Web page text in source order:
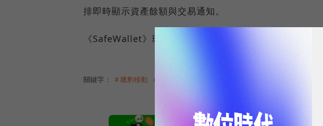
排即時顯示資產餘額與交易通知。
《SafeWallet》現僅提供Android平台開放下載，預計
關鍵字： ＃獵豹移動 ＃密碼貨幣